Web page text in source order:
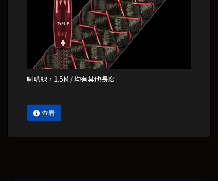
喇叭線，1.5M / 均有其他長度
查看